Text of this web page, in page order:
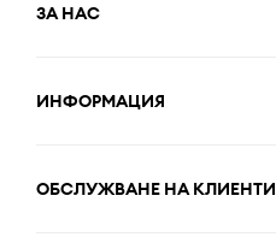
ЗА НАС
ИНФОРМАЦИЯ
ОБСЛУЖВАНЕ НА КЛИЕНТИ